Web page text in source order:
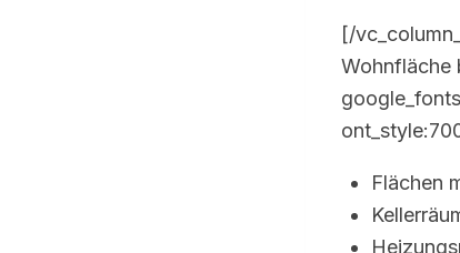
[/
Wohnfläche
Flächen